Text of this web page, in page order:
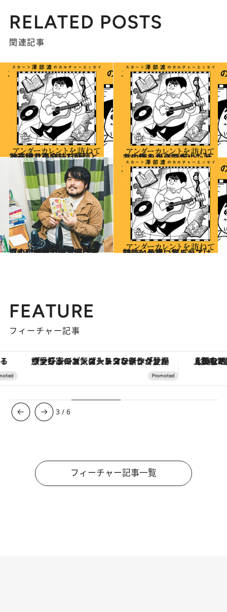
RELATED POSTS
関連記事
2024.8.22
上石神井の麻辣刀削麵と 神楽坂で再会した話
コミック ＆ エッセイ 2024.6.6
心に休みが必要だよ、と あの街を歩きに歩いた話
コミック ＆ エッセイ
2022.11.9
「小口が白いマンガは面白い」!? スカート澤部渡さん、マンガの本棚見せてください！
カルチャー 2023.11.23
新しいお笑い賞レースは 期待と予感に包まれて…
ファッション
FEATURE
フィーチャー記事
ヴァシュロン・コンスタンタン「オーヴァーシーズ・オートマティック」。旅愛好家のお気に入りコレクションから、ジェンダーレスな新作が登場 【銀座で出合う最旬美容】美髪ケアや
3 /6
フィーチャー記事一覧